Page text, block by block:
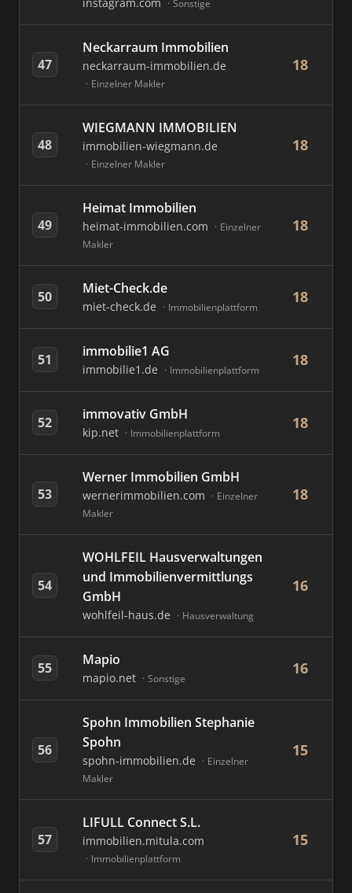
Sonstige
47
Neckarraum Immobilien
neckarraum-immobilien.de
Einzelner Makler
18
48
WIEGMANN IMMOBILIEN
immobilien-wiegmann.de
Einzelner Makler
18
49
Heimat Immobilien
heimat-immobilien.com
Einzelner
Makler
18
50 Miet-Check.de
miet-check.de Immobilienplattform
18
51 immobilie1 AG
immobilie1.de Immobilienplattform
18
52 immovativ GmbH
kip.net Immobilienplattform
18
53
Werner Immobilien GmbH
wernerimmobilien.com
Einzelner
Makler
18
54
WOHLFEIL Hausverwaltungen
und Immobilienvermittlungs
GmbH
wohlfeil-haus.de Hausverwaltung
16
55 Mapio
mapio.net Sonstige
16
56
Spohn Immobilien Stephanie
Spohn
spohn-immobilien.de
Einzelner
Makler
15
57
LIFULL Connect S.L.
immobilien.mitula.com
Immobilienplattform
15